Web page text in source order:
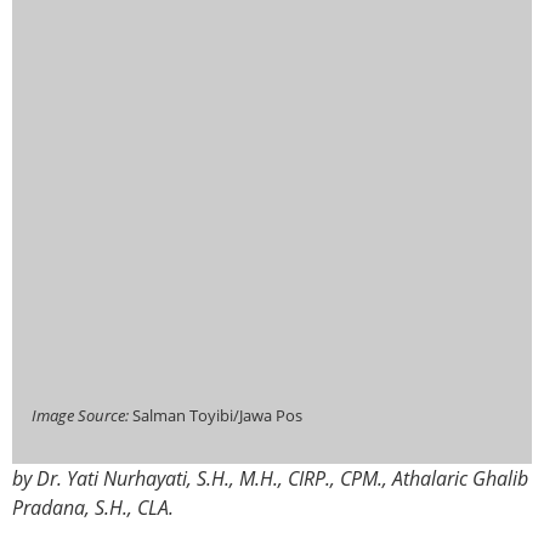
Image Source:Salman Toyibi/Jawa Pos
by Dr. Yati Nurhayati, S.H., M.H., CIRP., CPM., Athalaric Ghalib
Pradana, S.H., CLA.